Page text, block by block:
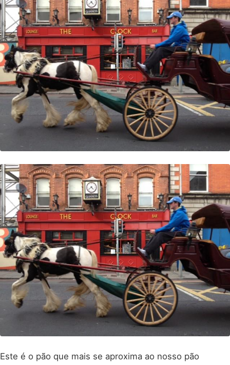
Este é o pão que mais se aproxima ao nosso pão